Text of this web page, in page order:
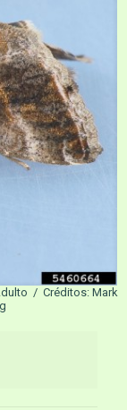
/ Créditos: Mark